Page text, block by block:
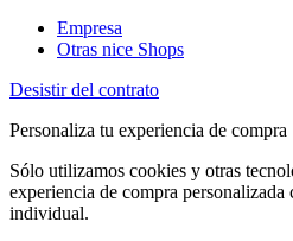
Empresa
Otras nice Shops
Desistir del contrato
Personaliza tu experiencia de compra
Sólo utilizamos cookies y otras
experiencia de compra
individual.